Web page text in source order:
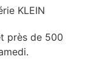
KLEIN
près de 500